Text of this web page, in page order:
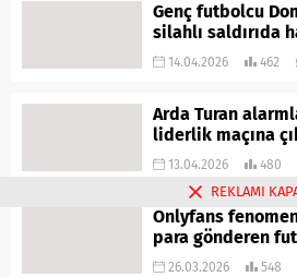
Genç futbolcu
silahlı saldırıda
14.04.2026 462
Arda Turan
liderlik maçına
13.04.2026 480
Onlyfans
para gönderen
26.03.2026 548
REKLAMI